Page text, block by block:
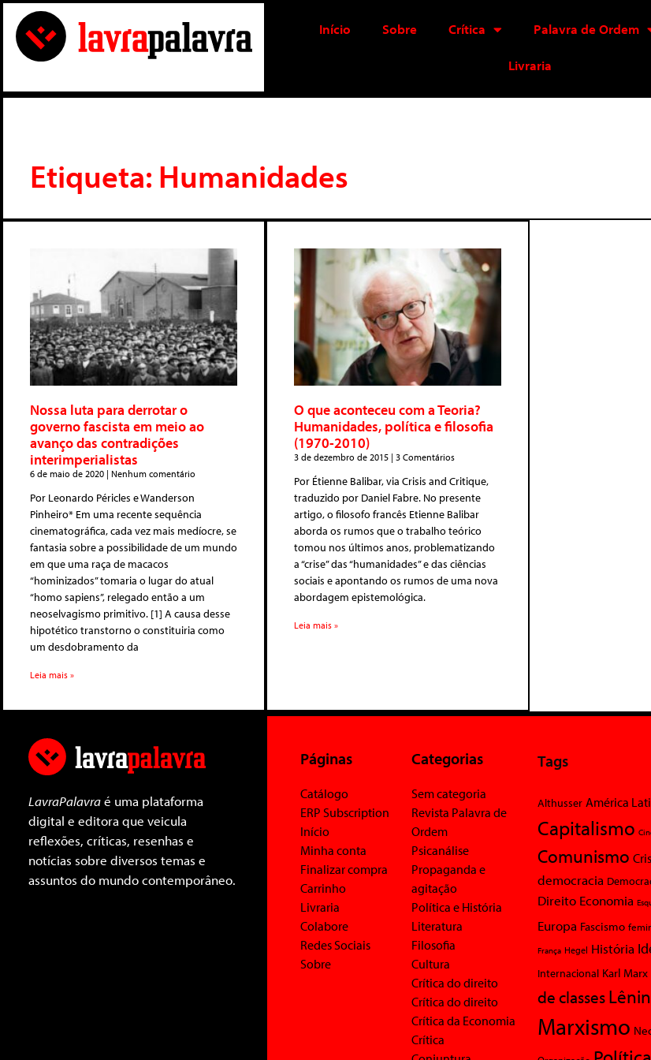
Início Sobre Crítica Palavra de Ordem
Livraria
Etiqueta: Humanidades
Nossa luta para derrotar o
governo fascista em meio ao
avanço das contradições
interimperialistas
6 de maio de 2020 Nenhum comentário
Por Leonardo Péricles e Wanderson
Pinheiro* Em uma recente sequência
cinematográfica, cada vez mais medíocre, se
fantasia sobre a possibilidade de um mundo
em que uma raça de macacos
“hominizados” tomaria o lugar do atual
“homo sapiens”, relegado então a um
neoselvagismo primitivo. [1] A causa desse
hipotético transtorno o constituiria como
um desdobramento da
Leia mais »
O que aconteceu com a Teoria?
Humanidades, política e filosofia
(1970-2010)
3 de dezembro de 2015 3 Comentários
Por Étienne Balibar, via Crisis and Critique,
traduzido por Daniel Fabre. No presente
artigo, o filosofo francês Etienne Balibar
aborda os rumos que o trabalho teórico
tomou nos últimos anos, problematizando
a “crise” das “humanidades” e das ciências
sociais e apontando os rumos de uma nova
abordagem epistemológica.
Leia mais »
LavraPalavraé uma plataforma
digital e editora que veicula
reflexões, críticas, resenhas e
notícias sobre diversos temas e
assuntos do mundo contemporâneo.
Páginas
Catálogo
ERP Subscription
Início
Minha conta
Finalizar compra
Carrinho
Livraria
Colabore
Redes Sociais
Sobre
Categorias
Sem categoria
Revista Palavra de
Ordem
Psicanálise
Propaganda e
agitação
Política e História
Literatura
Filosofia
Cultura
Crítica do direito
Crítica do direito
Crítica da Economia
Crítica
Tags
Althusser América
Capitalismo
Comunismo
democracia
Direito Economia
Europa Fascismo
França Hegel História
Internacional Karl Marx
de classesLênin
Marxismo